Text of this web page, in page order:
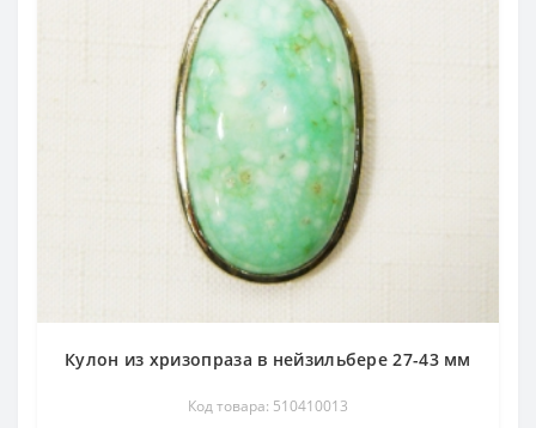
Кулон из хризопраза в нейзильбере 27-43 мм
Код товара: 510410013